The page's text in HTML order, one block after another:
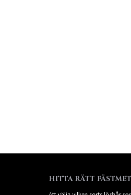
HITTA RÄTT